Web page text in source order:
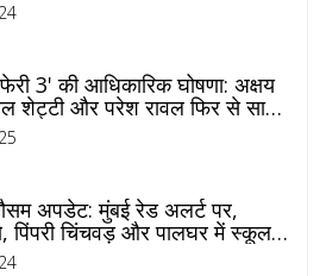
3' की आधिकारिक घोषणा: अक्षय
शेट्टी और परेश रावल फिर से साथ
अपडेट: मुंबई रेड अलर्ट पर,
पिंपरी चिंचवड़ और पालघर में स्कूल-